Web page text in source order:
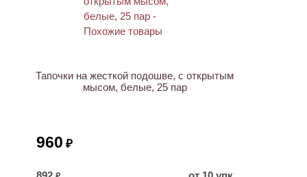
Тапочки на жесткой подошве, с открытым
мысом, белые, 25 пар
960 ₽